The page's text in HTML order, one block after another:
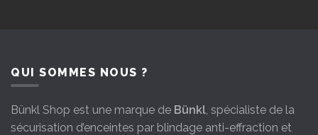
QUI SOMMES NOUS ?
Bünkl Shop est une marque de Bünkl , spécialiste de la
sécurisation d’enceintes par blindage anti-effraction et